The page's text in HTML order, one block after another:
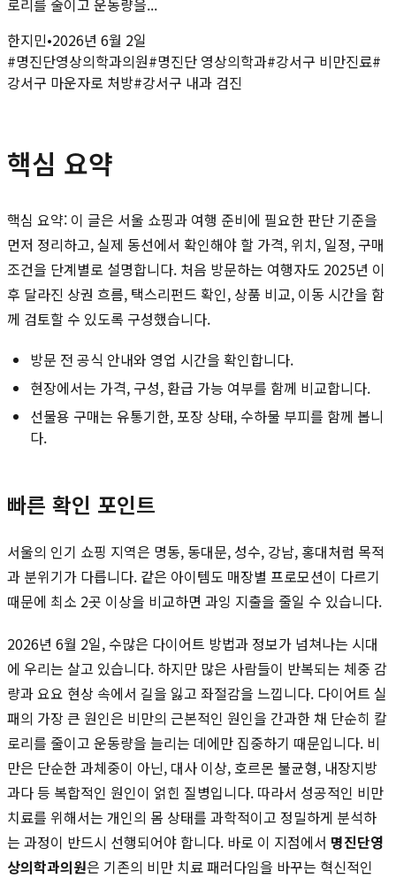
로리를 줄이고 운동량을...
한지민•2026년 6월 2일
#명진단영상의학과의원#명진단 영상의학과#강서구 비만진료#
강서구 마운자로 처방#강서구 내과 검진
핵심 요약
핵심 요약: 이 글은 서울 쇼핑과 여행 준비에 필요한 판단 기준을
먼저 정리하고, 실제 동선에서 확인해야 할 가격, 위치, 일정, 구매
조건을 단계별로 설명합니다. 처음 방문하는 여행자도 2025년 이
후 달라진 상권 흐름, 택스리펀드 확인, 상품 비교, 이동 시간을 함
께 검토할 수 있도록 구성했습니다.
방문 전 공식 안내와 영업 시간을 확인합니다.
현장에서는 가격, 구성, 환급 가능 여부를 함께 비교합니다.
선물용 구매는 유통기한, 포장 상태, 수하물 부피를 함께 봅니
다.
빠른 확인 포인트
서울의 인기 쇼핑 지역은 명동, 동대문, 성수, 강남, 홍대처럼 목적
과 분위기가 다릅니다. 같은 아이템도 매장별 프로모션이 다르기
때문에 최소 2곳 이상을 비교하면 과잉 지출을 줄일 수 있습니다.
2026년 6월 2일, 수많은 다이어트 방법과 정보가 넘쳐나는 시대
에 우리는 살고 있습니다. 하지만 많은 사람들이 반복되는 체중 감
량과 요요 현상 속에서 길을 잃고 좌절감을 느낍니다. 다이어트 실
패의 가장 큰 원인은 비만의 근본적인 원인을 간과한 채 단순히 칼
로리를 줄이고 운동량을 늘리는 데에만 집중하기 때문입니다. 비
만은 단순한 과체중이 아닌, 대사 이상, 호르몬 불균형, 내장지방
과다 등 복합적인 원인이 얽힌 질병입니다. 따라서 성공적인 비만
치료를 위해서는 개인의 몸 상태를 과학적이고 정밀하게 분석하
는 과정이 반드시 선행되어야 합니다. 바로 이 지점에서 명진단영
상의학과의원은 기존의 비만 치료 패러다임을 바꾸는 혁신적인